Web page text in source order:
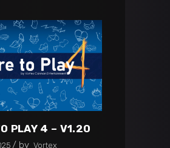
PLAY 4 – V1.20
by Vortex